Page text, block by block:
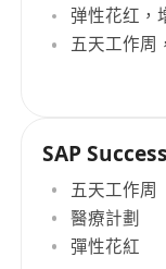
弹性花红，
五天工作周
SAP
五天工作周
醫療計劃
彈性花紅